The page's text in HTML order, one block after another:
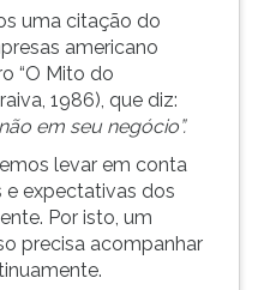
uma citação do
americano
“O Mito do
1986), que diz:
em seu negócio”.
levar em conta
expectativas dos
Por isto, um
precisa acompanhar